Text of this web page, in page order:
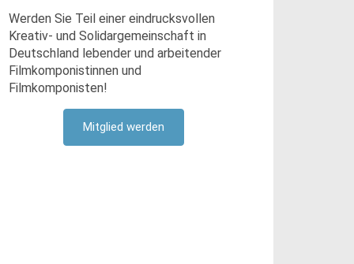
Werden Sie Teil einer eindrucksvollen
Kreativ- und Solidargemeinschaft in
Deutschland lebender und arbeitender
Filmkomponistinnen und
Filmkomponisten!
Mitglied werden